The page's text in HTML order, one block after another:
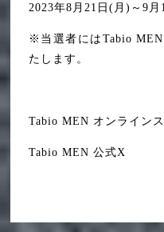
2023年8月21日(月)～9月
※当選者にはTabio
たします。
Tabio MEN オンライン
Tabio MEN 公式X